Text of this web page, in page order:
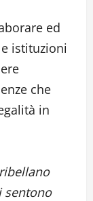
ed
istituzioni
che
in
sentono